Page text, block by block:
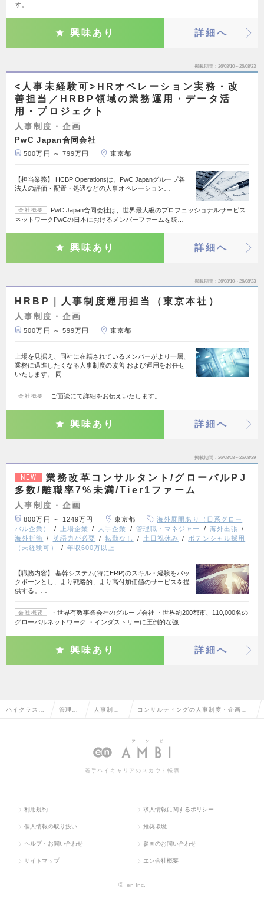
す。
興味あり 詳細へ
掲載期間 26/08/10～26/08/23
<人事未経験可>HRオペレーション実務・改
善担当／HRBP領域の業務運用・データ活
用・プロジェクト
人事制度・企画
PwC Japan合同会社
500万円 ～ 799万円 東京都
【担当業務】 HCBP Operationsは、PwC Japanグループ各
法人の評価・配置・処遇などの人事オペレーション…
会社概要
PwC Japan合同会社は、世界最大級のプロフェッショナルサービス
ネットワークPwCの日本におけるメンバーファームを統…
興味あり 詳細へ
掲載期間 26/08/10～26/08/23
HRBP｜人事制度運用担当（東京本社）
人事制度・企画
500万円 ～ 599万円 東京都
上場を見据え、同社に在籍されているメンバーがより一層、
業務に邁進したくなる人事制度の改善 および運用をお任せ
いたします。 同…
会社概要 ご面談にて詳細をお伝えいたします。
興味あり 詳細へ
掲載期間 26/08/08～26/08/29
NEW
業務改革コンサルタント/グローバルPJ
多数/離職率7%未満/Tier1ファーム
人事制度・企画
800万円 ～ 1249万円 東京都
海外展開あり（日系グロー
バル企業）
上場企業 大手企業 管理職・マネジャー
海外出張
海外折衝
英語力が必要 転勤なし 土日祝休み
ポテンシャル採用
（未経験可）
年収600万以上
【職務内容】 基幹システム(特にERP)のスキル・経験をバッ
クボーンとし、より戦略的、より高付加価値のサービスを提
供する。…
会社概要
・世界有数事業会社のグループ会社 ・世界約200都市、110,000名の
グローバルネットワーク ・インダストリーに圧倒的な強…
興味あり 詳細へ
ハイクラス求 管理部 人事制 コンサルティングの人事制度・企画の
若手ハイキャリアのスカウト転職
利用規約 求人情報に関するポリシー
個人情報の取り扱い 推奨環境
ヘルプ・お問い合わせ 参画のお問い合わせ
サイトマップ エン会社概要
© en Inc.